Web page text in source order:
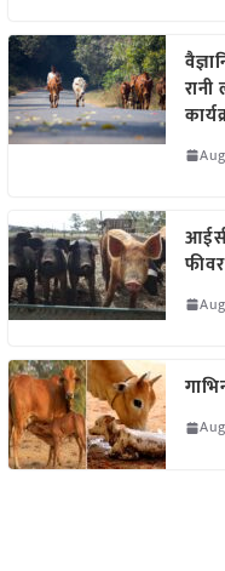
रानी